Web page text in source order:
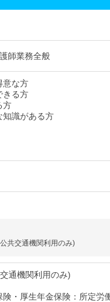
師業務全般
意な方
きる方
方
知識がある方
共交通機関利用のみ)
通機関利用のみ)
・厚生年金保険：所定労